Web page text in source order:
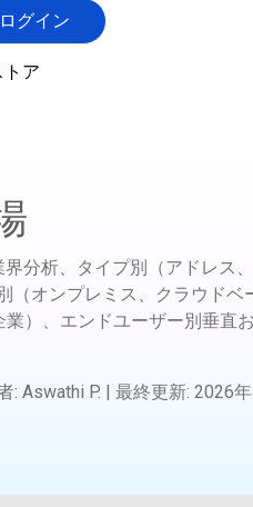
ログイン
トア
分析、タイプ別（アドレス
（オンプレミス、クラウドベ
）、エンドユーザー別垂直
: Aswathi P. | 最終更新: 2026